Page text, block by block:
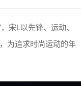
宋L以先锋、运动、
为追求时尚运动的年